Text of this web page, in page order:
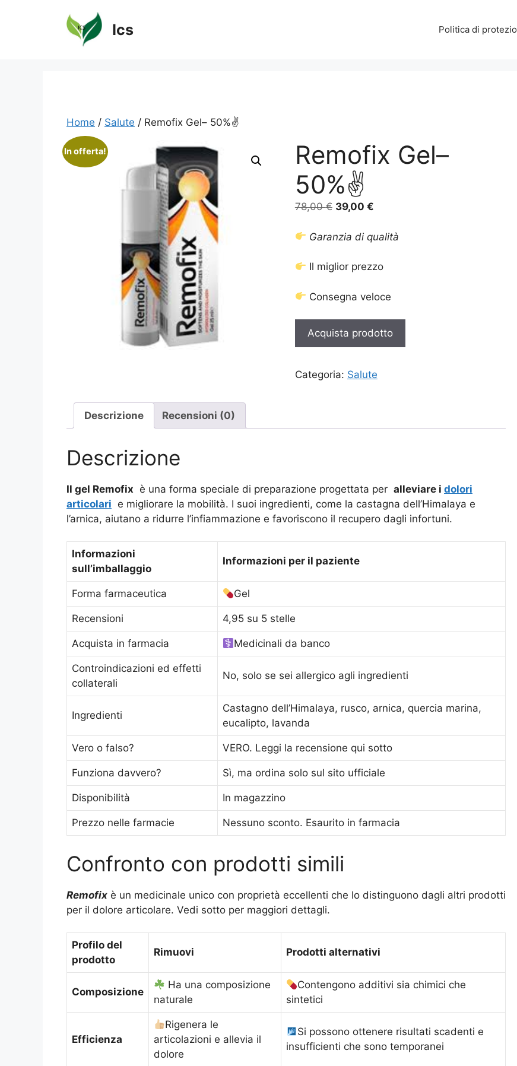
Ics Politica di
Home / Salute / Remofix Gel– 50%✌️
In offerta!
Remofix Gel–
50%✌️
78,00€ Il
originale
78,00 €.
39,00 €Il
attuale
39,00 €.
Garanzia di qualità
Il miglior prezzo
Consegna veloce
Acquista prodotto
Categoria: Salute
Descrizione Recensioni (0)
Descrizione
Il gel Remofix è una forma speciale di preparazione progettata per alleviare i dolori
articolari e migliorare la mobilità. I suoi ingredienti, come la castagna dell’Himalaya e
l’arnica, aiutano a ridurre l’infiammazione e favoriscono il recupero dagli infortuni.
Informazioni
sull’imballaggio
Informazioni per il paziente
Forma farmaceutica Gel
Recensioni 4,95 su 5 stelle
Acquista in farmacia Medicinali da banco
Controindicazioni ed effetti
collaterali
No, solo se sei allergico agli ingredienti
Ingredienti
Castagno dell’Himalaya, rusco, arnica, quercia marina,
eucalipto, lavanda
Vero o falso? VERO. Leggi la recensione qui sotto
Funziona davvero? Sì, ma ordina solo sul sito ufficiale
Disponibilità In magazzino
Prezzo nelle farmacie Nessuno sconto. Esaurito in farmacia
Confronto con prodotti simili
Remofix è un medicinale unico con proprietà eccellenti che lo distinguono dagli altri prodotti
per il dolore articolare. Vedi sotto per maggiori dettagli.
Profilo del
prodotto
Rimuovi Prodotti alternativi
Composizione
Ha una composizione
naturale
Contengono additivi sia chimici che
sintetici
Efficienza
Rigenera le
articolazioni e allevia il
dolore
Si possono ottenere risultati scadenti e
insufficienti che sono temporanei